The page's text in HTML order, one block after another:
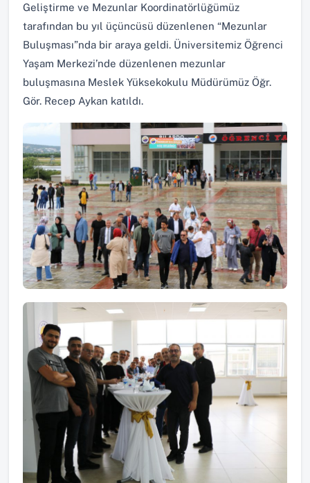
Geliştirme ve Mezunlar Koordinatörlüğümüz
tarafından bu yıl üçüncüsü düzenlenen “Mezunlar
Buluşması”nda bir araya geldi. Üniversitemiz Öğrenci
Yaşam Merkezi’nde düzenlenen mezunlar
buluşmasına Meslek Yüksekokulu Müdürümüz Öğr.
Gör. Recep Aykan katıldı.